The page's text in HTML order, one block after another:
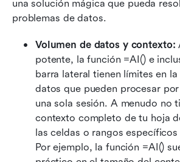
una solución mágica que pueda
problemas de datos.
Volumen de datos y contexto:
potente, la función =AI() e
barra lateral tienen límites en
datos que pueden procesar
una sola sesión. A menudo no
contexto completo de tu hoja
las celdas o rangos
Por ejemplo, la función =AI()